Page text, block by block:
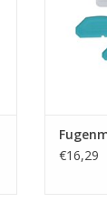
€16,29